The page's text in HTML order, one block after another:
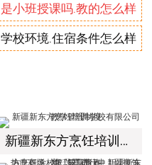
是小班授课吗.教的怎么样
学校环境.住宿条件怎么样
新疆新东方烹饪培训学校有限公司教学管理制度